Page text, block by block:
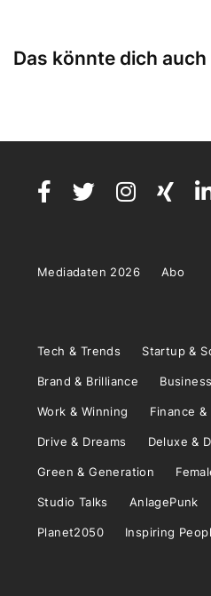
Das könnte dich
Mediadaten 2026 Abo
Tech & Trends Startup &
Brand & Brilliance
Work & Winning Finance
Drive & Dreams Deluxe &
Green & Generation
Studio Talks AnlagePunk
Planet2050 Inspiring